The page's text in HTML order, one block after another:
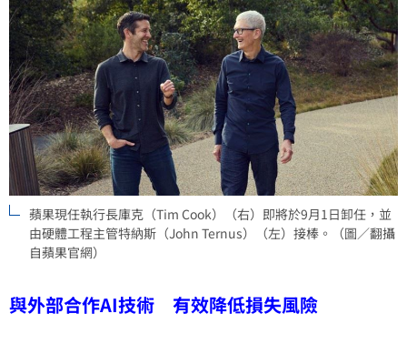
蘋果現任執行長庫克（Tim Cook）（右）即將於9月1日卸任，並
由硬體工程主管特納斯（John Ternus）（左）接棒。（圖／翻攝
自蘋果官網）
與外部合作AI技術 有效降低損失風險